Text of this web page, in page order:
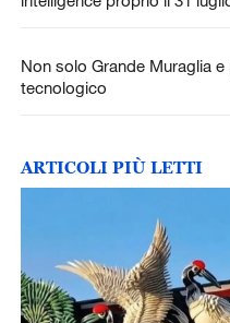
Non solo Grande Muraglia
tecnologico
ARTICOLI PIÙ LETTI